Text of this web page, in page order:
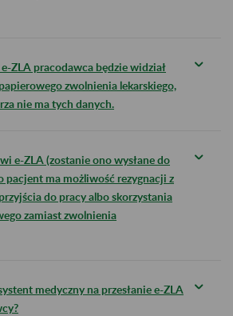
ZLA pracodawca będzie widział
zwolnienia lekarskiego,
nie ma tych danych.
e-ZLA (zostanie ono wysłane do
pacjent ma możliwość rezygnacji z
do pracy albo skorzystania
zamiast zwolnienia
medyczny na przesłanie e-ZLA